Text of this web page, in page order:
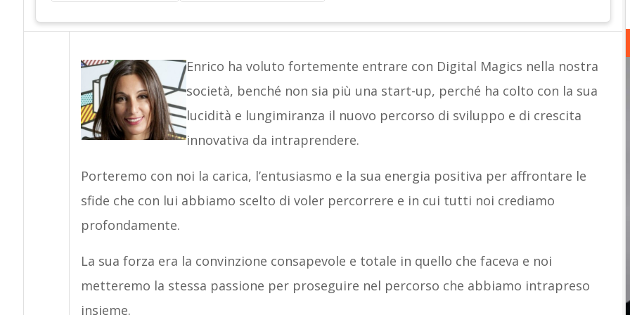
Enrico ha voluto fortemente entrare con Digital Magics nella nostra
società, benché non sia più una start-up, perché ha colto con la sua
lucidità e lungimiranza il nuovo percorso di sviluppo e di crescita
innovativa da intraprendere.
Porteremo con noi la carica, l’entusiasmo e la sua energia positiva per affrontare le
sfide che con lui abbiamo scelto di voler percorrere e in cui tutti noi crediamo
profondamente.
La sua forza era la convinzione consapevole e totale in quello che faceva e noi
metteremo la stessa passione per proseguire nel percorso che abbiamo intrapreso
insieme.